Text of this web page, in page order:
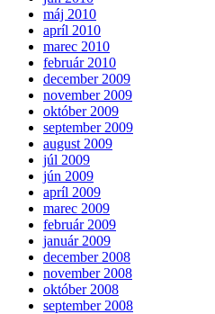
máj 2010
apríl 2010
marec 2010
február 2010
december 2009
november 2009
október 2009
september 2009
august 2009
júl 2009
jún 2009
apríl 2009
marec 2009
február 2009
január 2009
december 2008
november 2008
október 2008
september 2008